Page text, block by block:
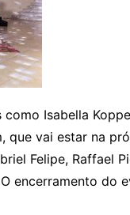
Isabella
que vai estar na
Felipe, Raffael
encerramento